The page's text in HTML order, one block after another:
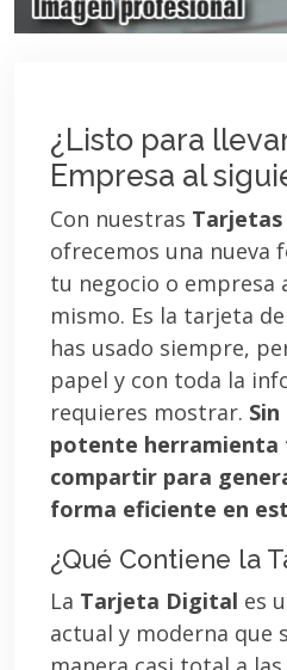
¿Listo para
Empresa al
Con nuestras
ofrecemos una nueva
tu negocio o empresa
mismo. Es la tarjeta
has usado siempre,
papel y con toda la
requieres mostrar.
potente herramienta
compartir para
forma eficiente en
¿Qué Contiene la
La Tarjeta Digital es
actual y moderna que